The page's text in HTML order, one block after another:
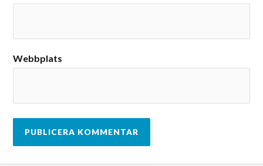
Webbplats